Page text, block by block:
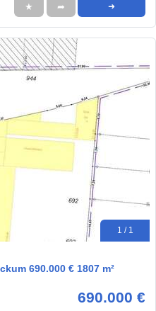
★ ➦ ➜
1 / 1
690.000 € 1807 m²
690.000 €